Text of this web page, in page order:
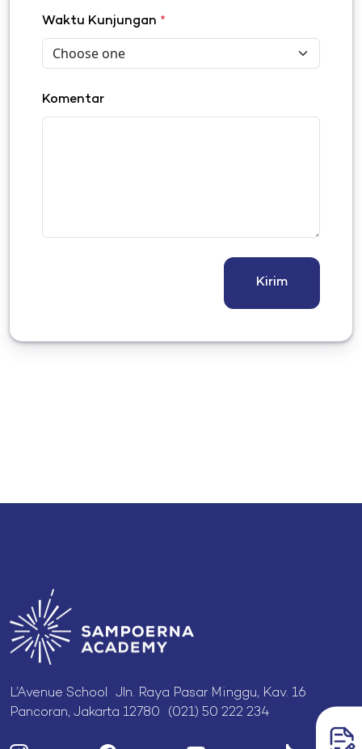
Waktu Kunjungan *
Komentar
Kirim
L’Avenue School Jln. Raya Pasar Minggu, Kav. 16
Pancoran, Jakarta 12780 (021) 50 222 234